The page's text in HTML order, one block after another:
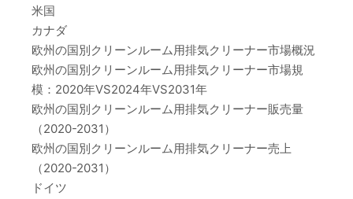
米国
カナダ
欧州の国別クリーンルーム用排気クリーナー市場概況
欧州の国別クリーンルーム用排気クリーナー市場規
模：2020年VS2024年VS2031年
欧州の国別クリーンルーム用排気クリーナー販売量
（2020-2031）
欧州の国別クリーンルーム用排気クリーナー売上
（2020-2031）
ドイツ